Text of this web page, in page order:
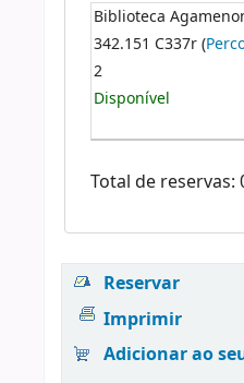
Biblioteca
342.151 C337r (
2
Disponível
Total de reservas:
Reservar
Imprimir
Adicionar ao